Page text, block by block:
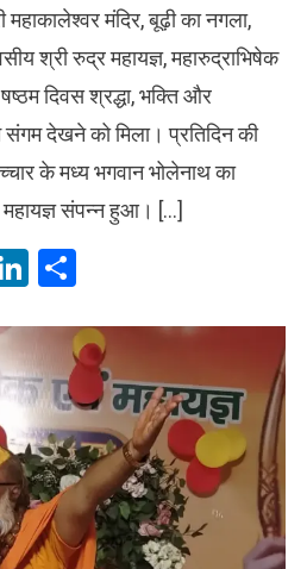
मंदिर, बूढ़ी का नगला,
श्री रुद्र महायज्ञ, महारुद्राभिषेक
दिवस श्रद्धा, भक्ति और
देखने को मिला। प्रतिदिन की
के मध्य भगवान भोलेनाथ का
महायज्ञ संपन्न हुआ। […]
LinkedIn